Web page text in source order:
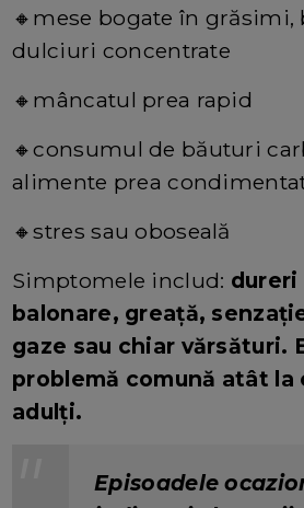
🔸mese bogate în grăsimi,
dulciuri concentrate
🔸mâncatul prea rapid
🔸consumul de băuturi
alimente prea
🔸stres sau oboseală
Simptomele includ: dureri
balonare, greață,
gaze sau chiar vărsături.
problemă comună atât la
adulți.
Episoadele